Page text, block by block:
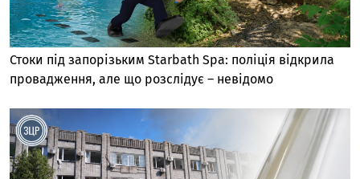
Стоки під запорізьким Starbath Spa: поліція відкрила
провадження, але що розслідує – невідомо